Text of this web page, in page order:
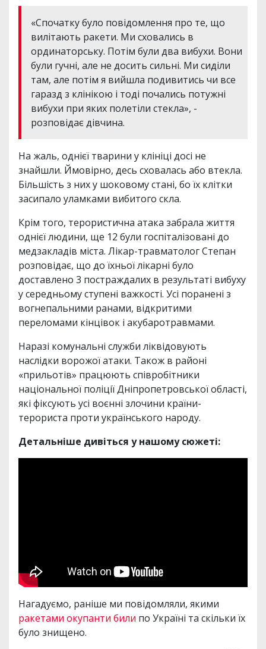
«Спочатку було повідомлення про те, що
вилітають ракети. Ми сховались в
ординаторську. Потім були два вибухи. Вони
були гучні, але не досить сильні. Ми сиділи
там, але потім я вийшла подивитись чи все
гаразд з клінікою і тоді почались потужні
вибухи при яких полетіли стекла», -
розповідає дівчина.
На жаль, однієї тварини у клініці досі не
знайшли. Ймовірно, десь сховалась або втекла.
Більшість з них у шоковому стані, бо їх клітки
засипало уламками вибитого скла.
Крім того, терористична атака забрала життя
однієї людини, ще 12 були госпіталізовані до
медзакладів міста. Лікар-травматолог Степан
розповідає, що до їхньої лікарні було
доставлено 3 постраждалих в результаті вибуху
у середньому ступені важкості. Усі поранені з
вогнепальними ранами, відкритими
переломами кінцівок і акубаротравмами.
Наразі комунальні служби ліквідовують
наслідки ворожої атаки. Також в районі
«прильотів» працюють співробітники
національної поліції Дніпропетровської області,
які фіксують усі воєнні злочини країни-
терориста проти українського народу.
Детальніше дивіться у нашому сюжеті:
Нагадуємо, раніше ми повідомляли, якими
ракетами окупанти били по Україні та скільки їх
було знищено.